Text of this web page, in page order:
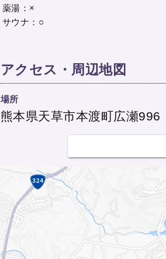
薬湯：×
サウナ：○
アクセス・周辺地図
場所
熊本県天草市本渡町広瀬996